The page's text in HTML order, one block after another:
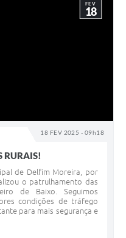
18 FEV 2025 - 09h18
FEV
18
RURAIS!
de Delfim Moreira, por
o patrulhamento das
de Baixo. Seguimos
condições de tráfego
para mais segurança e